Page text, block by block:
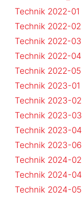
Technik 2022-01
Technik 2022-02
Technik 2022-03
Technik 2022-04
Technik 2022-05
Technik 2023-01
Technik 2023-02
Technik 2023-03
Technik 2023-04
Technik 2023-06
Technik 2024-02
Technik 2024-04
Technik 2024-05